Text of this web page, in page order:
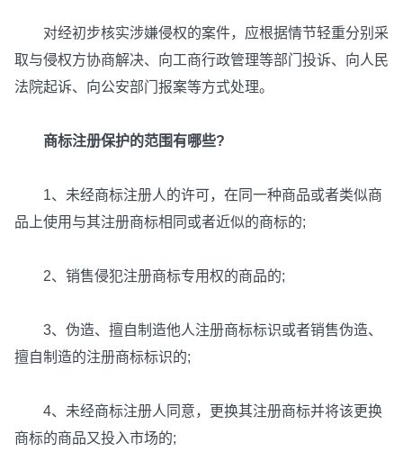
对经初步核实涉嫌侵权的案件，应根据情节轻重分别采
取与侵权方协商解决、向工商行政管理等部门投诉、向人民
法院起诉、向公安部门报案等方式处理。
商标注册保护的范围有哪些?
1、未经商标注册人的许可，在同一种商品或者类似商
品上使用与其注册商标相同或者近似的商标的;
2、销售侵犯注册商标专用权的商品的;
3、伪造、擅自制造他人注册商标标识或者销售伪造、
擅自制造的注册商标标识的;
4、未经商标注册人同意，更换其注册商标并将该更换
商标的商品又投入市场的;